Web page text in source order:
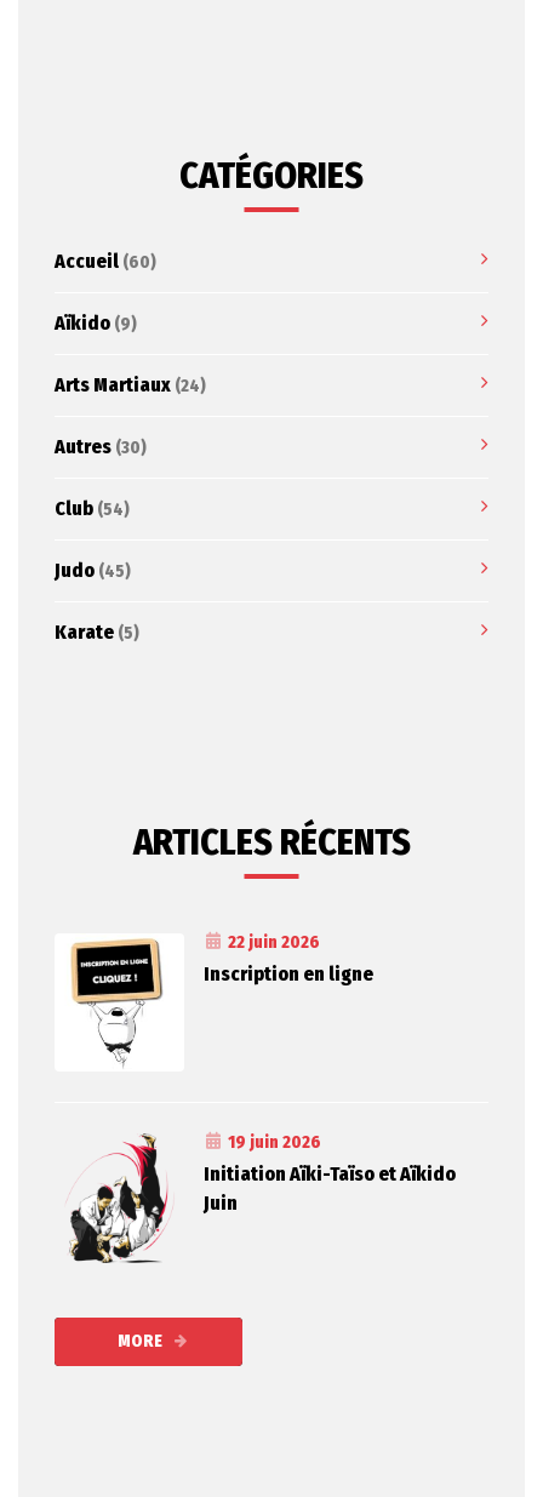
CATÉGORIES
Accueil (60)
Aïkido (9)
Arts Martiaux (24)
Autres (30)
Club (54)
Judo (45)
Karate (5)
ARTICLES RÉCENTS
22 juin 2026
Inscription en ligne
19 juin 2026
Initiation Aïki-Taïso et Aïkido
Juin
MORE